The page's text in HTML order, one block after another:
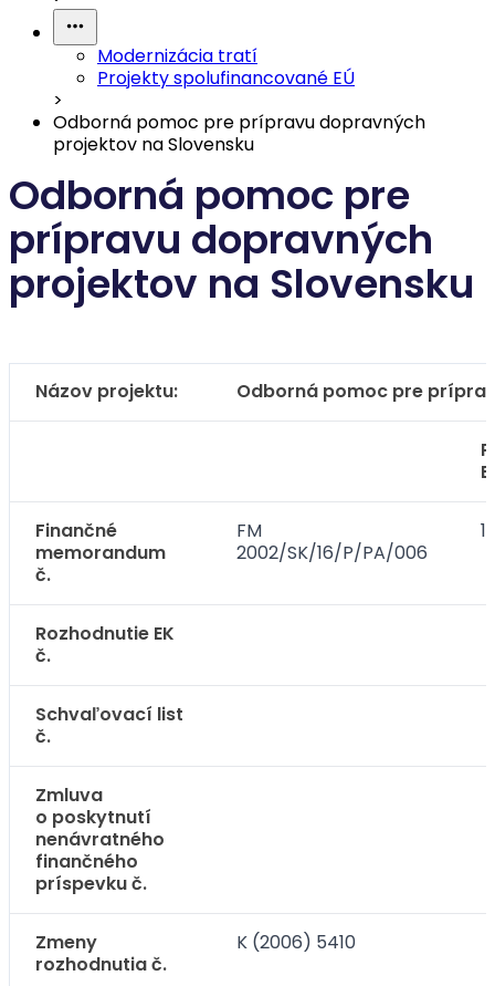
Modernizácia tratí
Projekty spolufinancované EÚ
>
Odborná pomoc pre prípravu dopravných
projektov na Slovensku
Odborná pomoc pre
prípravu dopravných
projektov na Slovensku
Názov projektu: Odborná pomoc pre
Finančné
memorandum
č.
FM
2002/SK/16/P/PA/006
Rozhodnutie EK
č.
Schvaľovací list
č.
Zmluva
o poskytnutí
nenávratného
finančného
príspevku č.
Zmeny
rozhodnutia č.
K (2006) 5410